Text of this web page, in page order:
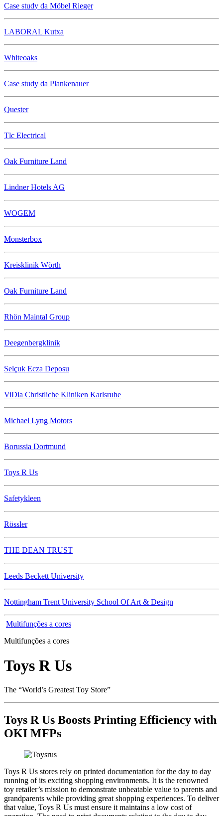
Case study da Möbel Rieger
LABORAL Kutxa
Whiteoaks
Case study da Plankenauer
Quester
Tlc Electrical
Oak Furniture Land
Lindner Hotels AG
WOGEM
Monsterbox
Kreisklinik Wörth
Oak Furniture Land
Rhön Maintal Group
Deegenbergklinik
Selçuk Ecza Deposu
ViDia Christliche Kliniken Karlsruhe
Michael Lyng Motors
Borussia Dortmund
Toys R Us
Safetykleen
Rössler
THE DEAN TRUST
Leeds Beckett University
Nottingham Trent University School Of Art & Design
Multifunções a cores
Multifunções a cores
Toys R Us
The “World’s Greatest Toy Store”
Toys R Us Boosts Printing Efficiency with
OKI MFPs
Toys R Us stores rely on printed documentation for the day to day
running of its exciting shopping environments. It is the renowned
toy retailer’s mission to demonstrate unbeatable value to parents and
grandparents while providing great shopping experiences. To deliver
that value, Toys R Us must ensure it maintains a low cost of